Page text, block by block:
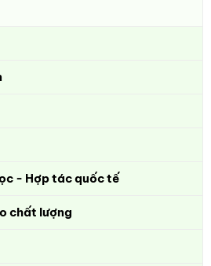
- Hợp tác quốc tế
chất lượng